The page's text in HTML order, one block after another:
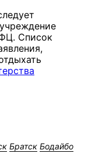
Список
Братск Бодайбо